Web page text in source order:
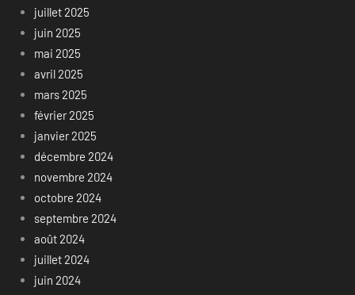
juillet 2025
juin 2025
mai 2025
avril 2025
mars 2025
février 2025
janvier 2025
décembre 2024
novembre 2024
octobre 2024
septembre 2024
août 2024
juillet 2024
juin 2024